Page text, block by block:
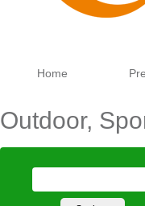
Home
Outdoor,